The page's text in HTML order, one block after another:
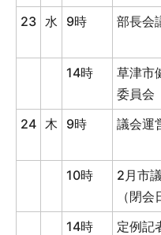
23 水 9時 部長会
14時
草津市
委員会
24 木 9時 議会運
10時
2月市
（閉会
14時
定例記